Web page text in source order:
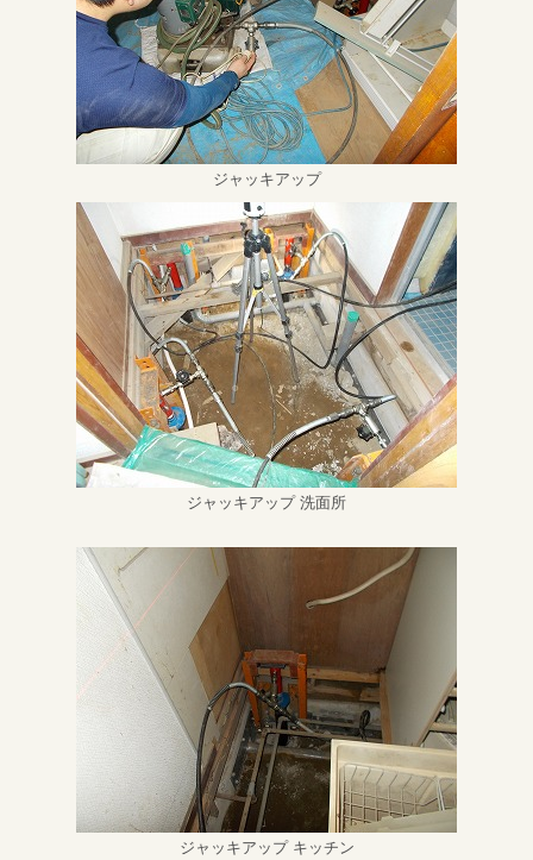
ジャッキアップ
ジャッキアップ 洗面所
ジャッキアップ キッチン